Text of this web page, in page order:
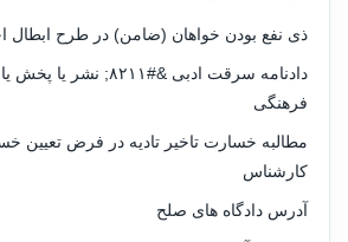
ذی نفع بودن خواهان (ضامن) در طرح ابطال
دادنامه سرقت ادبی
فرهنگی
مطالبه خسارت تاخیر تادیه در فرض تعیین
کارشناس
آدرس دادگاه های صلح